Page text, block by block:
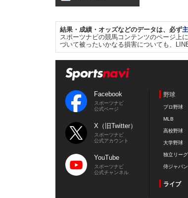
結果・成績・オッズなどのデータは、必ず
スポーツナビの競馬コンテンツのページ上
づいて被ったいかなる損害についても、
Facebook
スポーツナビ
公式ページ
X（旧Twitter）
スポーツナビ
公式アカウント
YouTube
スポーツナビ
公式チャンネル
野球
プロ野球
MLB
高校野球
大学野球
独立リーグ
侍ジャパン
ライブ